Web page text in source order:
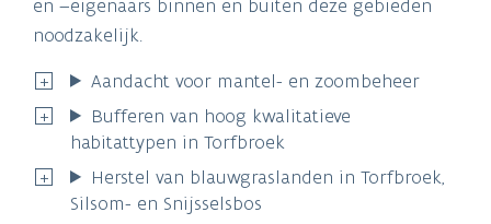
en –eigenaars binnen en buiten deze gebieden
noodzakelijk.
Aandacht voor mantel- en zoombeheer
Bufferen van hoog kwalitatieve
habitattypen in Torfbroek
Herstel van blauwgraslanden in Torfbroek,
Silsom- en Snijsselsbos